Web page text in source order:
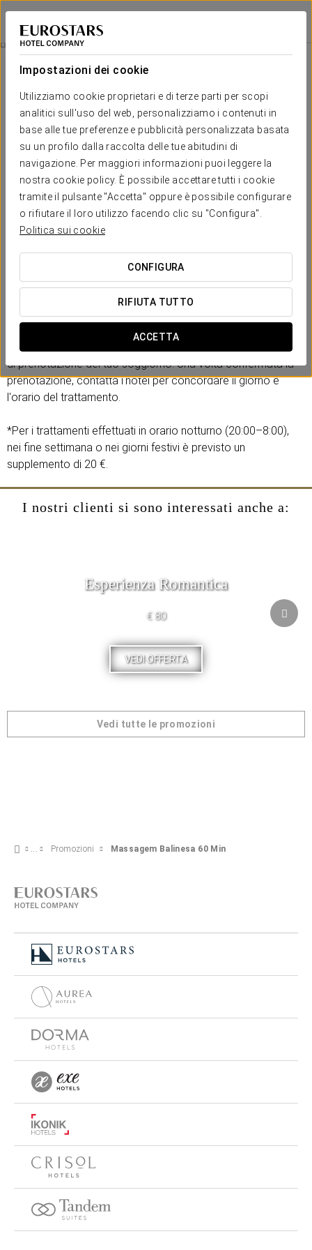
Impostazioni dei cookie
Utilizziamo cookie proprietari e di terze parti per scopi
analitici sull'uso del web, personalizziamo i contenuti in
base alle tue preferenze e pubblicità personalizzata basata
su un profilo dalla raccolta delle tue abitudini di
navigazione. Per maggiori informazioni puoi leggere la
nostra cookie policy. È possibile accettare tutti i cookie
tramite il pulsante "Accetta" oppure è possibile configurare
o rifiutare il loro utilizzo facendo clic su "Configura".
Politica sui cookie
CONFIGURA
RIFIUTA TUTTO
ACCETTA
Eurostars Pamplona
PAMPLONA
Massagem Balinesa 60 Min
€ 90
Massagem Balinesa 60 min
Vivi una profonda sensazione di benessere.
Con questo massaggio di 60 minuti con pietre geotermali,
che combina tecniche manuali con movimenti scorrevoli di
pietre vulcaniche, potrai sperimentare un profondo
Goditi questa esperienza aggiungendola durante il processo
di prenotazione del tuo soggiorno. Una volta confermata la
prenotazione, contatta l'hotel per concordare il giorno e
l'orario del trattamento.
*Per i trattamenti effettuati in orario notturno (20:00–8:00),
nei fine settimana o nei giorni festivi è previsto un
supplemento di 20 €.
I nostri clienti si sono interessati anche a:
Esperienza Romantica
€ 80
VEDI OFFERTA
Vedi tutte le promozioni
Promozioni Massagem Balinesa 60 Min